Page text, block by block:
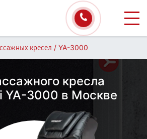
кресел / YA-3000
кресла
YA-3000 в Москве